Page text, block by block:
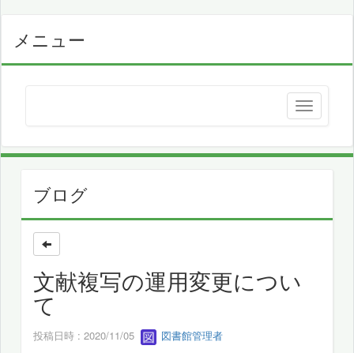
メニュー
ブログ
文献複写の運用変更につい
て
投稿日時 : 2020/11/05 図書館管理者